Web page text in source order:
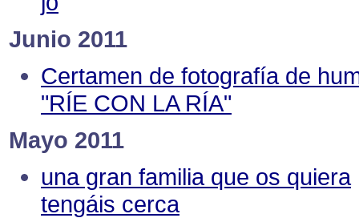
Junio 2011
Certamen de fotografía de
"RÍE CON LA RÍA"
Mayo 2011
una gran familia que os quiera
tengáis cerca